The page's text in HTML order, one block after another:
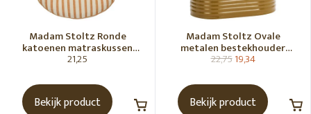
Madam Stoltz Ronde
katoenen matraskussen
Gebroken wit, donkere
21,25
Bekijk product
Madam Stoltz Ovale
metalen bestekhouder
Tapenade
22,7519,34
Bekijk product